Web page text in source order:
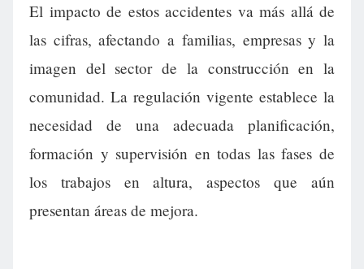
El impacto de estos accidentes va más allá de
las cifras, afectando a familias, empresas y la
imagen del sector de la construcción en la
comunidad. La regulación vigente establece la
necesidad de una adecuada planificación,
formación y supervisión en todas las fases de
los trabajos en altura, aspectos que aún
presentan áreas de mejora.